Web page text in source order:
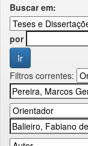
Buscar em:
por
Filtros correntes: